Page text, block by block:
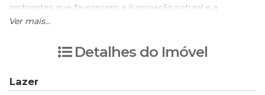
ambientes que favorecem a iluminação natural e a
ventilação cruzada. A cozinha planejada com ilha, a
materiais nobres, como o marmoglass, reforçam o padrão
Agende uma visita conosco.
Ver mais...
Detalhes do Imóvel
Lazer